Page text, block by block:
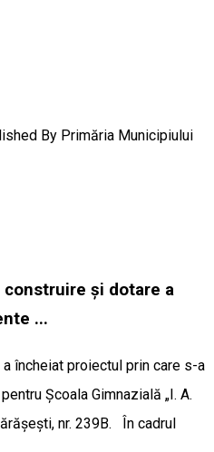
By Primăria Municipiului
și dotare a
...
încheiat proiectul prin care s-a
Școala Gimnazială „I. A.
nr. 239B. În cadrul